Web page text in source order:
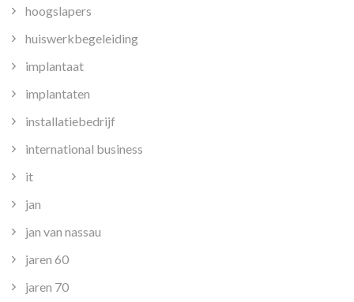
hoogslapers
huiswerkbegeleiding
implantaat
implantaten
installatiebedrijf
international business
it
jan
jan van nassau
jaren 60
jaren 70